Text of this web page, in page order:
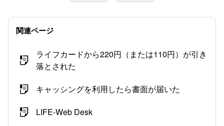
関連ページ
ライフカードから220円（または110円）が引き
落とされた
キャッシングを利用したら書面が届いた
LIFE-Web Desk